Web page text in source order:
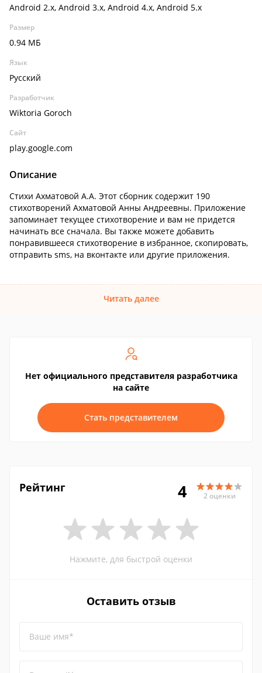
Android 2.x, Android 3.x, Android 4.x, Android 5.x
Размер
0.94 МБ
Язык
Русский
Разработчик
Wiktoria Goroch
Сайт
play.google.com
Описание
Стихи Ахматовой А.А. Этот сборник содержит 190
стихотворений Ахматовой Анны Андреевны. Приложение
запоминает текущее стихотворение и вам не придется
начинать все сначала. Вы также можете добавить
понравившееся стихотворение в избранное, скопировать,
отправить sms, на вконтакте или другие приложения.
Читать далее
Нет официального представителя разработчика
на сайте
Стать представителем
Рейтинг 4 2 оценки
Нажмите, для быстрой оценки
Оставить отзыв
Ваше имя*